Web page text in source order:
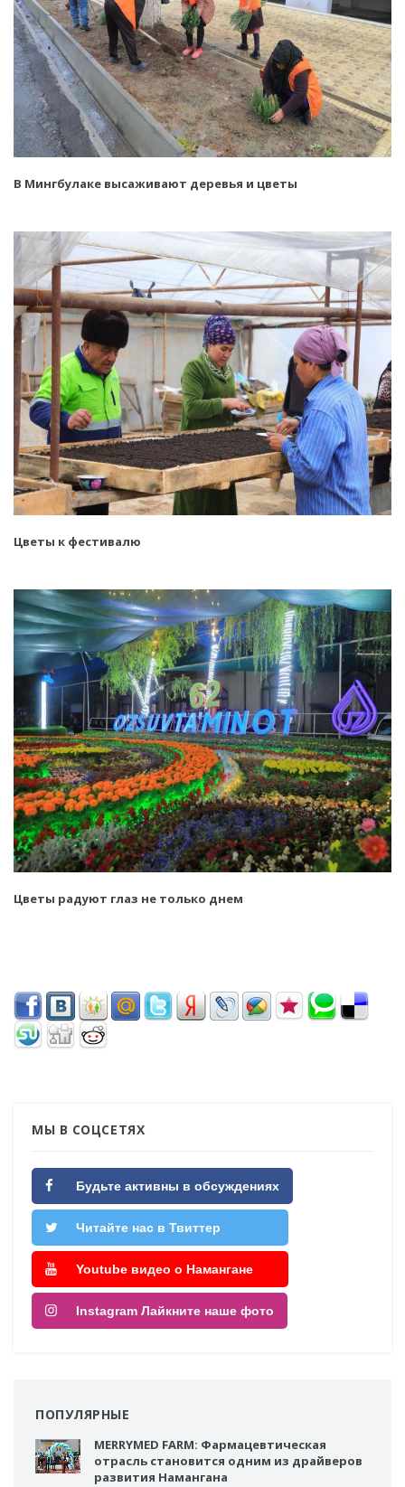
В Мингбулаке высаживают деревья и цветы
Цветы к фестивалю
Цветы радуют глаз не только днем
МЫ В СОЦСЕТЯХ
Будьте активны в обсуждениях
Читайте нас в Твиттер
Youtube видео о Намангане
Instagram Лайкните наше фото
ПОПУЛЯРНЫЕ
MERRYMED FARM: Фармацевтическая
отрасль становится одним из драйверов
развития Намангана